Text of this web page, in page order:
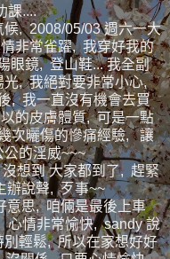
課....
, 2008/05/03 週六一大
非常雀躍, 我穿好我的
眼鏡, 登山鞋... 我全副
, 我絕對要非常小心,
, 我一直沒有機會去買
的皮膚體質, 可是一點
次曬傷的慘痛經驗, 讓
的淫威~~~
想到 大家都到了, 趕緊
辦說聲, 歹事~~
意思, 咱倆是最後上車
心情非常愉快, sandy 說
輕鬆, 所以在家想好好